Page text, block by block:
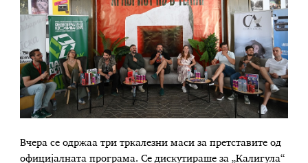
Вчера се одржаа три тркалезни маси за претставите од
официјалната програма. Се дискутираше за „Калигула“